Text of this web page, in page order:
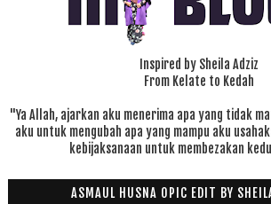
Inspired by Sheila Adziz
From Kelate to Kedah
"Ya Allah, ajarkan aku menerima apa yang tidak
aku untuk mengubah apa yang mampu aku
kebijaksanaan untuk membezakan
ASMAUL HUSNA OPIC EDIT BY